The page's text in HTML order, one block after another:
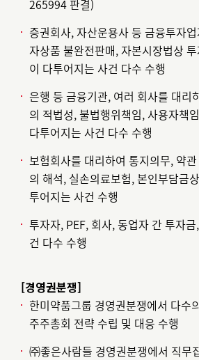
265994 판결)
증권회사, 자산운용사 등 금융투자
자상품 불완전판매, 자본시장법상
이 다투어지는 사건 다수 수행
은행 등 금융기관, 여러 회사를 대리
의 적법성, 불법행위책임, 사용자책
다투어지는 사건 다수 수행
보험회사를 대리하여 통지의무, 약
의 해석, 실손의료보험, 본인부담금
투어지는 사건 수행
투자자, PEF, 회사, 동업자 간 투자
건 다수 수행
[경영권분쟁]
한미약품그룹 경영권분쟁에서 다수
주주총회 전략 수립 및 대응 수행
㈜좋은사람들 경영권분쟁에서 직무